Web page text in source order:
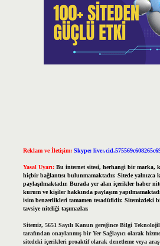
Reklam ve İletişim: Skype:
Yasal Uyarı: Bu internet sitesi, herhangi bir marka,
hiçbir bağlantısı bulunmamaktadır. Sitede yalnızca
paylaşılmaktadır. Burada yer alan içerikler haber
kurum ve kişiler hakkında paylaşım
isim benzerlikleri tamamen tesadüfidir. Sitemizdeki
tavsiye niteliği taşımazlar.
Sitemiz, 5651 Sayılı Kanun gereğince Bilgi
tarafından onaylanmış bir Yer Sağlayıcı olarak
sitedeki içerikleri proaktif olarak denetleme veya